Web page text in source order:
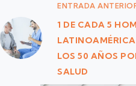
ENTRADA
1 DE CADA 5
LATINOAMÉRICA
LOS 50 AÑOS
SALUD